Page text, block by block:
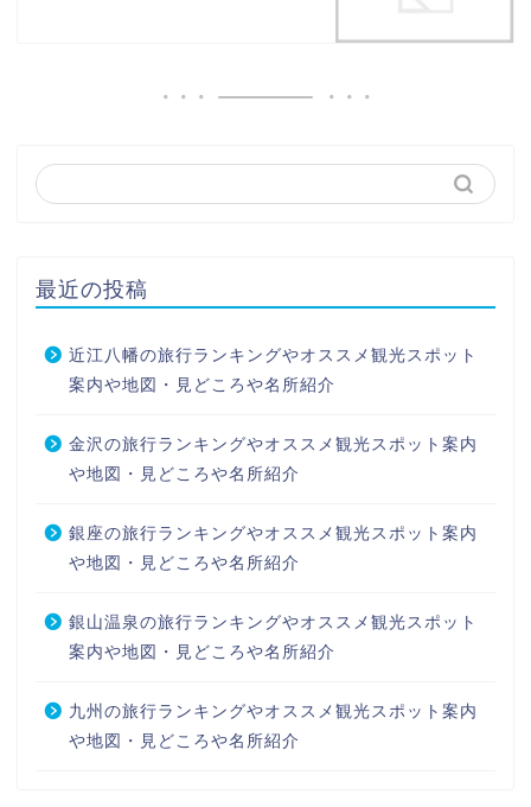
最近の投稿
近江八幡の旅行ランキングやオススメ観光スポット
案内や地図・見どころや名所紹介
金沢の旅行ランキングやオススメ観光スポット案内
や地図・見どころや名所紹介
銀座の旅行ランキングやオススメ観光スポット案内
や地図・見どころや名所紹介
銀山温泉の旅行ランキングやオススメ観光スポット
案内や地図・見どころや名所紹介
九州の旅行ランキングやオススメ観光スポット案内
や地図・見どころや名所紹介